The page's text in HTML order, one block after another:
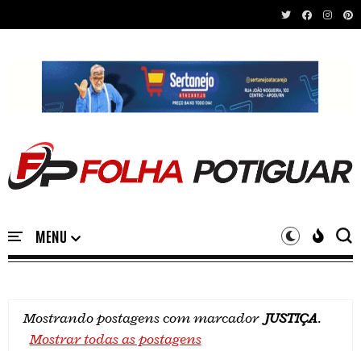
Mostrando postagens com marcador JUSTIÇA.
Mostrar todas as postagens